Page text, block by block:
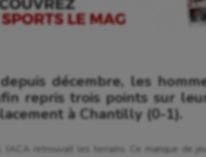
décembre, les
repris trois points sur
à Chantilly (0-1).
l’ACA retrouvait les terrains. Ce manque de